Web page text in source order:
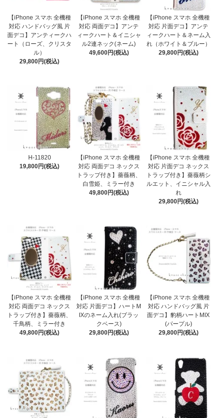
【iPhone スマホ 全機種
対応 ハンドバッグ風 片
面デコ】アンティークハ
ート（ローズ、クリスタ
ル）
29,800円(税込)
【iPhone スマホ 全機種
対応 両面デコ】アンテ
ィークハート＆イニシャ
ル2連ネック(ネーム)
49,600円(税込)
【iPhone スマホ 全機種
対応 片面デコ】アンテ
ィークハート＆ネーム入
れ（ホワイト＆ブルー）
29,800円(税込)
H-11820
19,800円(税込)
【iPhone スマホ 全機種
対応 両面デコ ネックス
トラップ付き】薔薇柄、
白雪姫、ミラー付き
49,800円(税込)
【iPhone スマホ 全機種
対応 片面デコ ネックス
トラップ付き】薔薇柄シ
ルエット、イニシャル入
れ
29,800円(税込)
【iPhone スマホ 全機種
対応 両面デコ ネックス
トラップ付き】薔薇柄、
千鳥柄、ミラー付き
49,800円(税込)
【iPhone スマホ 全機種
対応 片面デコ】ハートM
IXのネーム入れ(ブラッ
クベース)
29,800円(税込)
【iPhone スマホ 全機種
対応 ハンドバッグ風 片
面デコ】豹柄ハートMIX
(パープル)
29,800円(税込)